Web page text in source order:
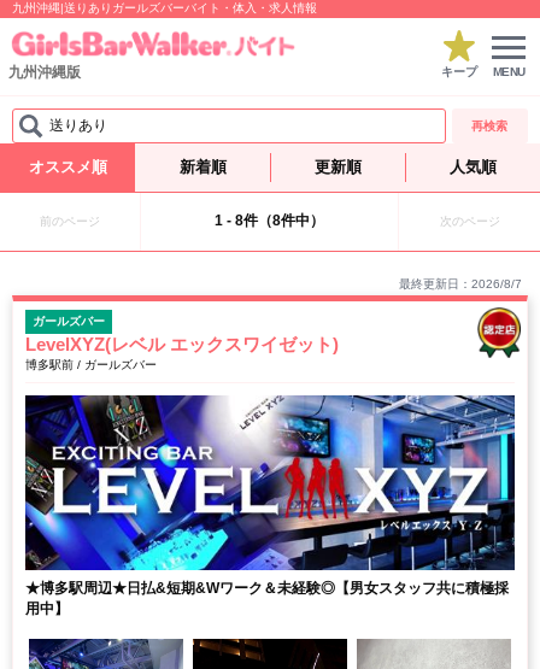
九州沖縄|送りありガールズバーバイト・体入・求人情報
九州沖縄版 キープ MENU
送りあり 再検索
オススメ順 新着順 更新順 人気順
前のページ 1 - 8件（8件中） 次のページ
最終更新日：2026/8/7
ガールズバー
LevelXYZ(レベル エックスワイゼット)
博多駅前 / ガールズバー
★博多駅周辺★日払&短期&Wワーク＆未経験◎【男女スタッフ共に積極採
用中】